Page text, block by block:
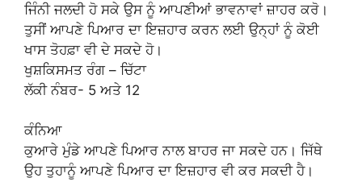
ਜਿੰਨੀ ਜਲਦੀ ਹੋ ਸਕੇ ਉਸ ਨੂੰ ਆਪਣੀਆਂ ਭਾਵਨਾਵਾਂ ਜ਼ਾਹਰ ਕਰੋ।
ਤੁਸੀਂ ਆਪਣੇ ਪਿਆਰ ਦਾ ਇਜ਼ਹਾਰ ਕਰਨ ਲਈ ਉਨ੍ਹਾਂ ਨੂੰ ਕੋਈ
ਖਾਸ ਤੋਹਫ਼ਾ ਵੀ ਦੇ ਸਕਦੇ ਹੋ।
ਖੁਸ਼ਕਿਸਮਤ ਰੰਗ – ਚਿੱਟਾ
ਲੱਕੀ ਨੰਬਰ- 5 ਅਤੇ 12
ਕੰਨਿਆ
ਕੁਆਰੇ ਮੁੰਡੇ ਆਪਣੇ ਪਿਆਰ ਨਾਲ ਬਾਹਰ ਜਾ ਸਕਦੇ ਹਨ। ਜਿੱਥੇ
ਉਹ ਤੁਹਾਨੂੰ ਆਪਣੇ ਪਿਆਰ ਦਾ ਇਜ਼ਹਾਰ ਵੀ ਕਰ ਸਕਦੀ ਹੈ।